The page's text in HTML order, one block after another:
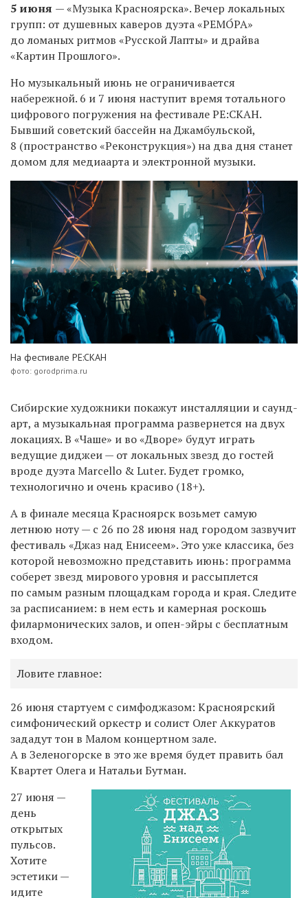
5 июня — «Музыка Красноярска». Вечер локальных
групп: от душевных каверов дуэта «РЕМО́РА»
до ломаных ритмов «Русской Лапты» и драйва
«Картин Прошлого».
Но музыкальный июнь не ограничивается
набережной. 6 и 7 июня наступит время тотального
цифрового погружения на фестивале РЕ:СКАН.
Бывший советский бассейн на Джамбульской,
8 (пространство «Реконструкция») на два дня станет
домом для медиаарта и электронной музыки.
На фестивале РЕ:СКАН
фото: gorodprima.ru
Сибирские художники покажут инсталляции и саунд-
арт, а музыкальная программа развернется на двух
локациях. В «Чаше» и во «Дворе» будут играть
ведущие диджеи — от локальных звезд до гостей
вроде дуэта Marcello & Luter. Будет громко,
технологично и очень красиво (18+).
А в финале месяца Красноярск возьмет самую
летнюю ноту — с 26 по 28 июня над городом зазвучит
фестиваль «Джаз над Енисеем». Это уже классика, без
которой невозможно представить июнь: программа
соберет звезд мирового уровня и рассыплется
по самым разным площадкам города и края. Следите
за расписанием: в нем есть и камерная роскошь
филармонических залов, и опен-эйры с бесплатным
входом.
Ловите главное:
26 июня стартуем с симфоджазом: Красноярский
симфонический оркестр и солист Олег Аккуратов
зададут тон в Малом концертном зале.
А в Зеленогорске в это же время будет править бал
Квартет Олега и Натальи Бутман.
27 июня —
день
открытых
пульсов.
Хотите
эстетики —
идите